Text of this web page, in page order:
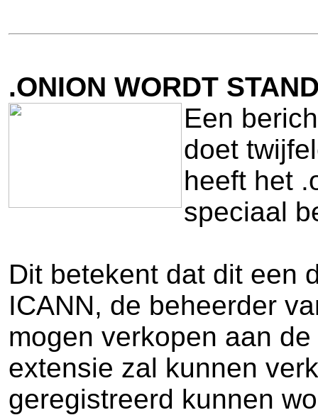
.ONION WORDT
Een
doet
heeft het
speciaal
Dit betekent dat dit een
ICANN, de beheerder
mogen verkopen aan
extensie zal kunnen
geregistreerd kunnen